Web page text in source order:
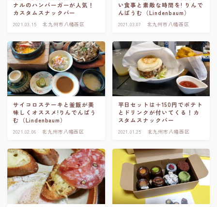
ナルのハンバーガーが人気！
カスタムスナックバー
2021.03.15 北九州市八幡西区
い食事と素敵な時間を! りんで
んばうむ（Lindenbaum）
2021.03.07 北九州市八幡西区
サイコロステーキと釜飯が美
味しくオススメ!りんでんばう
む（Lindenbaum）
2021.02.06 北九州市八幡西区
平日セットは＋150円でポテト
とドリンクが付いてくる！カ
スタムスナックバー
2021.01.25 北九州市八幡西区